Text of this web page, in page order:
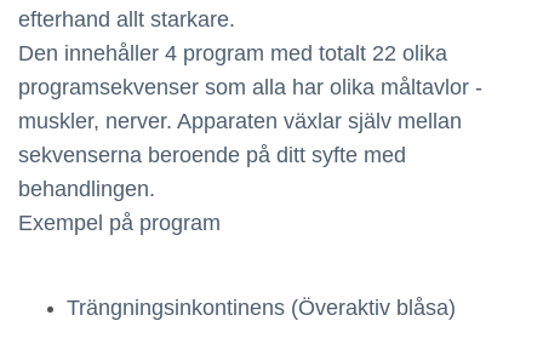
efterhand allt starkare.
Den innehåller 4 program med totalt 22 olika
programsekvenser som alla har olika måltavlor -
muskler, nerver. Apparaten växlar själv mellan
sekvenserna beroende på ditt syfte med
behandlingen.
Exempel på program
Trängningsinkontinens (Överaktiv blåsa)